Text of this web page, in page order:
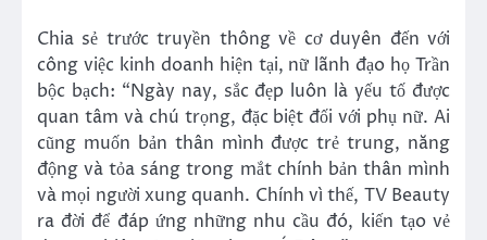
Chia sẻ trước truyền thông về cơ duyên đến với
công việc kinh doanh hiện tại, nữ lãnh đạo họ Trần
bộc bạch: “Ngày nay, sắc đẹp luôn là yếu tố được
quan tâm và chú trọng, đặc biệt đối với phụ nữ. Ai
cũng muốn bản thân mình được trẻ trung, năng
động và tỏa sáng trong mắt chính bản thân mình
và mọi người xung quanh. Chính vì thế, TV Beauty
ra đời để đáp ứng những nhu cầu đó, kiến tạo vẻ